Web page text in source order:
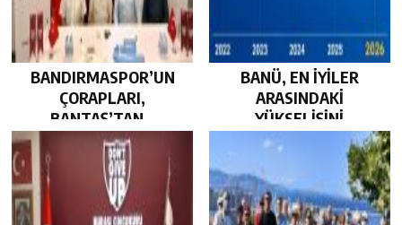
BANDIRMASPOR’UN
ÇORAPLARI,
BANTAŞ’TAN…
BANÜ, EN İYİLER
ARASINDAKİ
YÜKSELİŞİNİ
SÜRDÜRDÜ…